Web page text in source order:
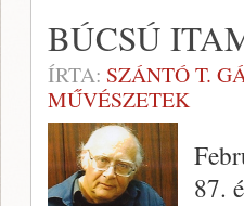
BÚCSÚ
ÍRTA: SZÁNTÓ T.
MŰVÉSZETEK
87.